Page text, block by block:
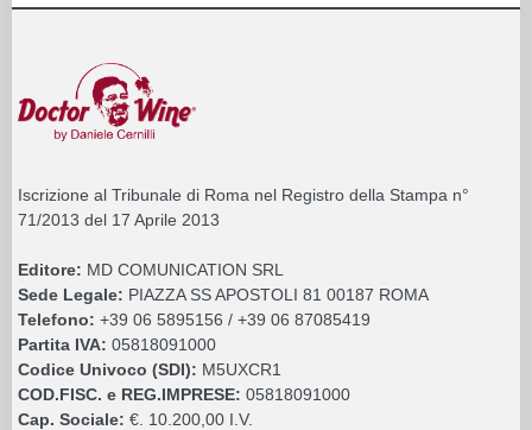
Iscrizione al Tribunale di Roma nel Registro della Stampa n°
71/2013 del 17 Aprile 2013
Editore: MD COMUNICATION SRL
Sede Legale: PIAZZA SS APOSTOLI 81 00187 ROMA
Telefono: +39 06 5895156 / +39 06 87085419
Partita IVA: 05818091000
Codice Univoco (SDI): M5UXCR1
COD.FISC. e REG.IMPRESE: 05818091000
Cap. Sociale: €. 10.200,00 I.V.